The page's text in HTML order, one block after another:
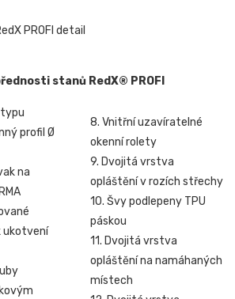
stanů RedX® PROFI
typu
profil Ø
na
ukotvení
8. Vnitřní uzavíratelné
okenní rolety
9. Dvojitá vrstva
opláštění v rozích střechy
10. Švy podlepeny TPU
páskou
11. Dvojitá vrstva
opláštění na namáhaných
místech